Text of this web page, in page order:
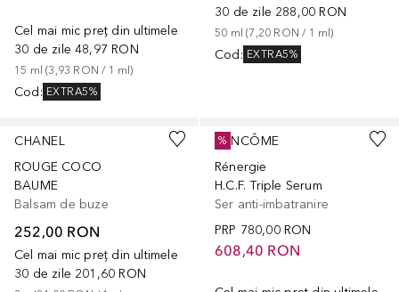
Cel mai mic preț din ultimele
30 de zile 48,97 RON
15 ml (3,93 RON / 1 ml)
Cod : EXTRA5%
30 de zile 288,00 RON
50 ml (7,20 RON / 1 ml)
Cod : EXTRA5%
CHANEL
ROUGE COCO
BAUME
Balsam de buze
252,00 RON
Cel mai mic preț din ultimele
30 de zile 201,60 RON
+8
LANCÔME
Rénergie
H.C.F. Triple Serum
Ser anti-imbatranire
PRP 780,00 RON
608,40 RON
%